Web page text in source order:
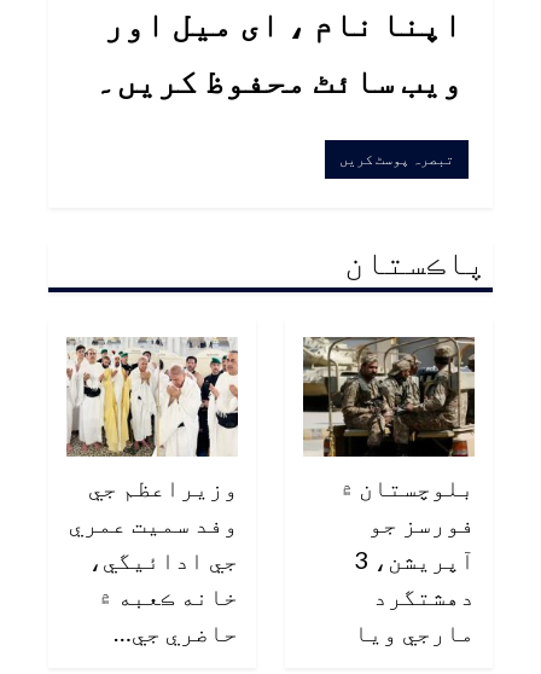
اپنا نام ، ای میل اور
ویب سائٹ محفوظ کریں۔
پاڪستان
بلوچستان ۾
فورسز جو
آپريشن، 3
دهشتگرد
مارجي ويا
وزيراعظم جي
وفد سميت عمري
جي ادائيگي،
خانه ڪعبه ۾
حاضري جي…